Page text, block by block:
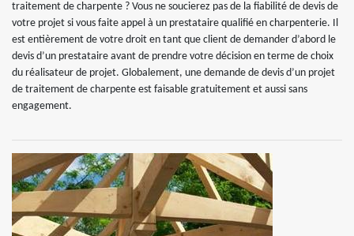
traitement de charpente ? Vous ne soucierez pas de la fiabilité de devis de
votre projet si vous faite appel à un prestataire qualifié en charpenterie. Il
est entièrement de votre droit en tant que client de demander d’abord le
devis d’un prestataire avant de prendre votre décision en terme de choix
du réalisateur de projet. Globalement, une demande de devis d’un projet
de traitement de charpente est faisable gratuitement et aussi sans
engagement.